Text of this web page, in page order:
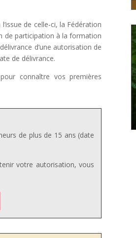
de celle-ci, la Fédération
de participation à la formation
d’une autorisation de
de délivrance.
connaître vos premières
de plus de 15 ans (date
votre autorisation, vous